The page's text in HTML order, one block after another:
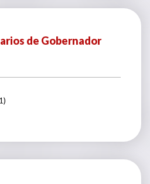
de Gobernador